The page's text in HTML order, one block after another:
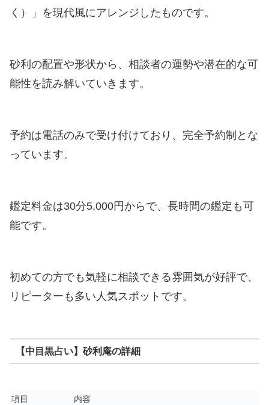
く）」を現代風にアレンジしたものです。
砂利の配置や形状から、相談者の運勢や潜在的な可
能性を読み解いていきます。
予約は電話のみで受け付けており、完全予約制とな
っています。
鑑定料金は30分5,000円からで、長時間の鑑定も可
能です。
初めての方でも気軽に相談できる雰囲気が好評で、
リピーターも多い人気スポットです。
【中目黒占い】砂利庵の詳細
項目 内容